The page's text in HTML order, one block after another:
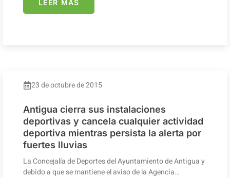
LEER MÁS
23 de octubre de 2015
Antigua cierra sus instalaciones
deportivas y cancela cualquier actividad
deportiva mientras persista la alerta por
fuertes lluvias
La Concejalía de Deportes del Ayuntamiento de Antigua y
debido a que se mantiene el aviso de la Agencia…